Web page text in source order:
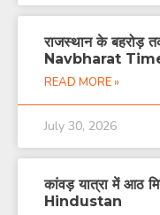
राजस्थान के बहरोड़
Navbharat
READ MORE »
July 30, 2026
कांवड़ यात्रा में आठ
Hindustan